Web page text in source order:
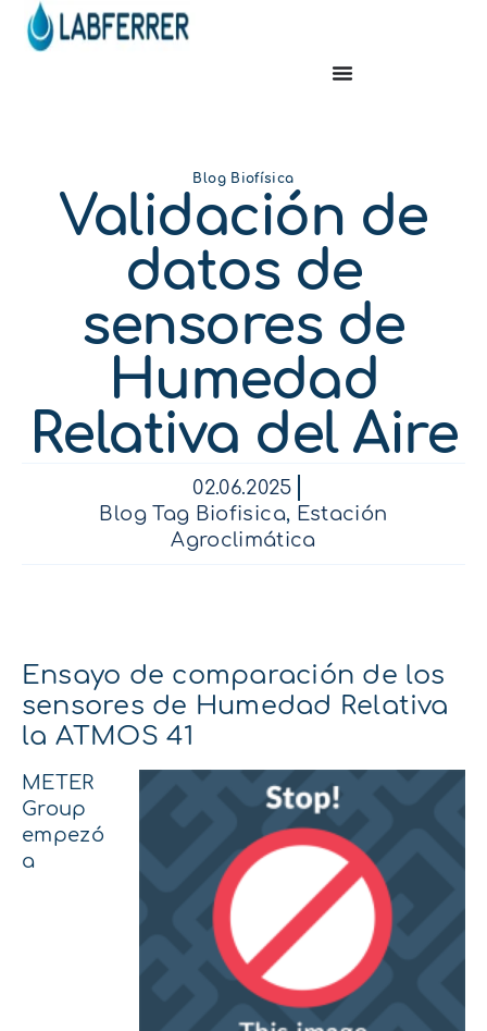
Blog Biofísica
Validación de
datos de
sensores de
Humedad
Relativa del Aire
02.06.2025
Blog Tag Biofisica, Estación
Agroclimática
Ensayo de comparación de los
sensores de Humedad Relativa
la ATMOS 41
METER
Group
empezó
a